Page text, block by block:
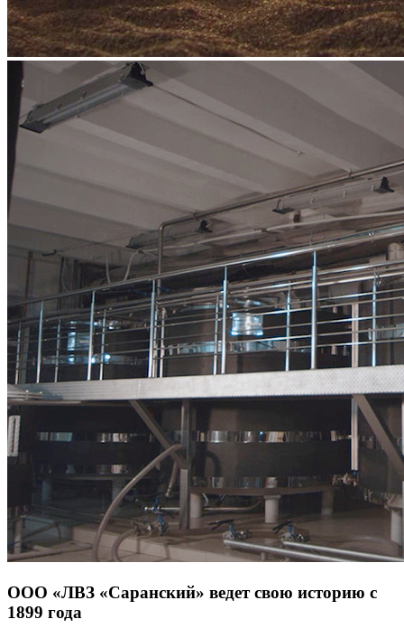
ООО «ЛВЗ «Саранский» ведет свою историю с
1899 года